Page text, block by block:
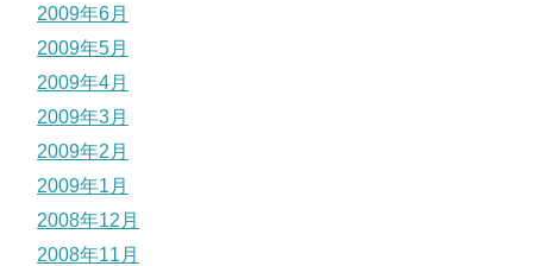
2009年6月
2009年5月
2009年4月
2009年3月
2009年2月
2009年1月
2008年12月
2008年11月